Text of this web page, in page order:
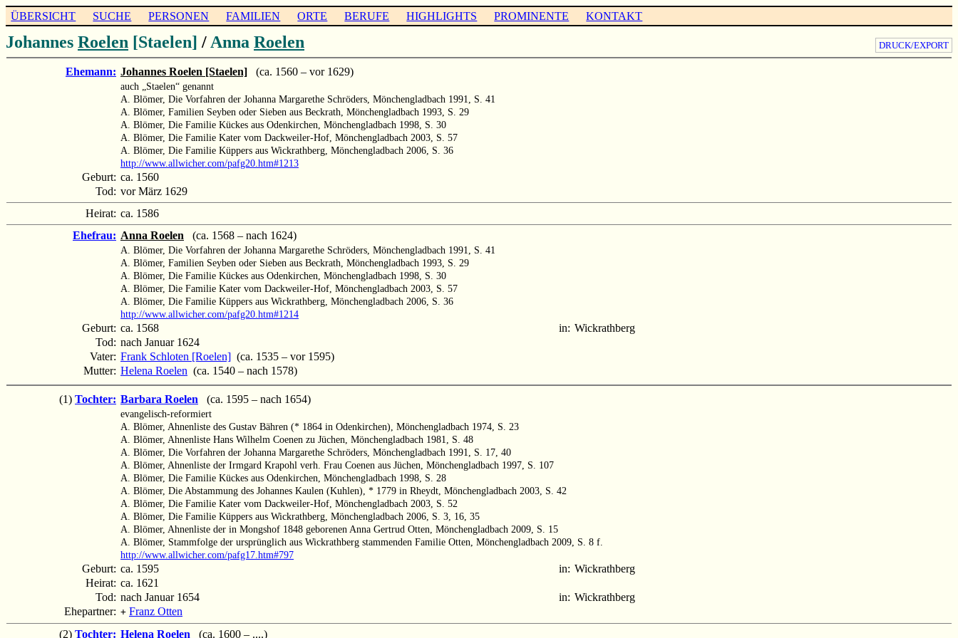
ÜBERSICHT SUCHE PERSONEN FAMILIEN ORTE BERUFE HIGHLIGHTS PROMINENTE KONTAKT
DRUCK/EXPORT
Johannes Roelen [Staelen] / Anna Roelen
Ehemann: Johannes Roelen [Staelen] (ca. 1560 – vor 1629)
auch „Staelen“ genannt
A. Blömer, Die Vorfahren der Johanna Margarethe Schröders, Mönchengladbach 1991, S. 41
A. Blömer, Familien Seyben oder Sieben aus Beckrath, Mönchengladbach 1993, S. 29
A. Blömer, Die Familie Kückes aus Odenkirchen, Mönchengladbach 1998, S. 30
A. Blömer, Die Familie Kater vom Dackweiler-Hof, Mönchengladbach 2003, S. 57
A. Blömer, Die Familie Küppers aus Wickrathberg, Mönchengladbach 2006, S. 36
http://www.allwicher.com/pafg20.htm#1213
Geburt: ca. 1560
Tod: vor März 1629
Heirat: ca. 1586
Ehefrau: Anna Roelen (ca. 1568 – nach 1624)
A. Blömer, Die Vorfahren der Johanna Margarethe Schröders, Mönchengladbach 1991, S. 41
A. Blömer, Familien Seyben oder Sieben aus Beckrath, Mönchengladbach 1993, S. 29
A. Blömer, Die Familie Kückes aus Odenkirchen, Mönchengladbach 1998, S. 30
A. Blömer, Die Familie Kater vom Dackweiler-Hof, Mönchengladbach 2003, S. 57
A. Blömer, Die Familie Küppers aus Wickrathberg, Mönchengladbach 2006, S. 36
http://www.allwicher.com/pafg20.htm#1214
Geburt: ca. 1568 in: Wickrathberg
Tod: nach Januar 1624
Vater: Frank Schloten [Roelen] (ca. 1535 – vor 1595)
Mutter: Helena Roelen (ca. 1540 – nach 1578)
(1) Tochter: Barbara Roelen (ca. 1595 – nach 1654)
evangelisch-reformiert
A. Blömer, Ahnenliste des Gustav Bähren (* 1864 in Odenkirchen), Mönchengladbach 1974, S. 23
A. Blömer, Ahnenliste Hans Wilhelm Coenen zu Jüchen, Mönchengladbach 1981, S. 48
A. Blömer, Die Vorfahren der Johanna Margarethe Schröders, Mönchengladbach 1991, S. 17, 40
A. Blömer, Ahnenliste der Irmgard Krapohl verh. Frau Coenen aus Jüchen, Mönchengladbach 1997, S. 107
A. Blömer, Die Familie Kückes aus Odenkirchen, Mönchengladbach 1998, S. 28
A. Blömer, Die Abstammung des Johannes Kaulen (Kuhlen), * 1779 in Rheydt, Mönchengladbach 2003, S. 42
A. Blömer, Die Familie Kater vom Dackweiler-Hof, Mönchengladbach 2003, S. 52
A. Blömer, Die Familie Küppers aus Wickrathberg, Mönchengladbach 2006, S. 3, 16, 35
A. Blömer, Ahnenliste der in Mongshof 1848 geborenen Anna Gertrud Otten, Mönchengladbach 2009, S. 15
A. Blömer, Stammfolge der ursprünglich aus Wickrathberg stammenden Familie Otten, Mönchengladbach 2009, S. 8 f.
http://www.allwicher.com/pafg17.htm#797
Geburt: ca. 1595 in: Wickrathberg
Heirat: ca. 1621
Tod: nach Januar 1654 in: Wickrathberg
Ehepartner: + Franz Otten
(2) Tochter: Helena Roelen (ca. 1600 – ....)